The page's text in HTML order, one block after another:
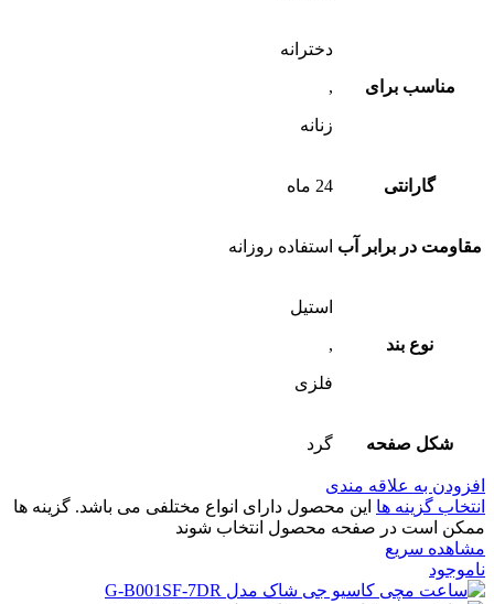
مناسب برای
دخترانه
,
زنانه
گارانتی 24 ماه
مقاومت در برابر آب استفاده روزانه
نوع بند
استیل
,
فلزی
شکل صفحه گرد
افزودن به علاقه مندی
انتخاب گزینه ها این محصول دارای انواع مختلفی می باشد. گزینه ها
ممکن است در صفحه محصول انتخاب شوند
مشاهده سریع
ناموجود